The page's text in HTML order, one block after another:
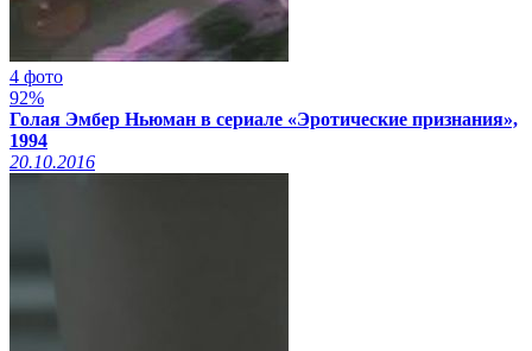
4 фото
92%
Голая Эмбер Ньюман в сериале «Эротические признания»,
1994
20.10.2016